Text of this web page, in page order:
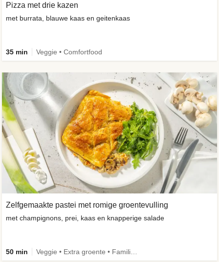
Pizza met drie kazen
met burrata, blauwe kaas en geitenkaas
35 min Veggie • Comfortfood
Zelfgemaakte pastei met romige groentevulling
met champignons, prei, kaas en knapperige salade
50 min